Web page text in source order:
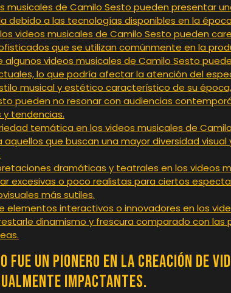
musicales de Camilo Sesto pueden presentar
debido a las tecnologías disponibles en la
los videos musicales de Camilo Sesto pueden
que se utilizan comúnmente en la
algunos videos musicales de Camilo Sesto
lo que podría afectar la atención del
musical y estético característico de su
pueden no resonar con audiencias
tendencias.
temática en los videos musicales de
que buscan una mayor diversidad
dramáticas y teatrales en los videos
excesivas o poco realistas para ciertos
más sutiles.
elementos interactivos o innovadores en los
dinamismo y frescura comparado con las
fue un pionero en la creación de
impactantes.